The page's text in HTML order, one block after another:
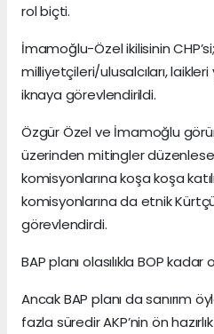
rol biçti.
İmamoğlu-Özel ikilisinin
milliyetçileri/ulusalcıları,
iknaya görevlendirildi.
Özgür Özel ve İmamoğlu
üzerinden mitingler düzenlese
komisyonlarına koşa koşa
komisyonlarına da etnik
görevlendirdi.
BAP planı olasılıkla BOP
Ancak BAP planı da sanırım
fazla süredir AKP’nin ön